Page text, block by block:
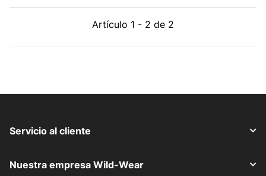
Artículo 1 - 2 de 2
Servicio al cliente
Nuestra empresa Wild-Wear